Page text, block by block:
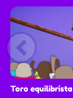
Toro equilibrista